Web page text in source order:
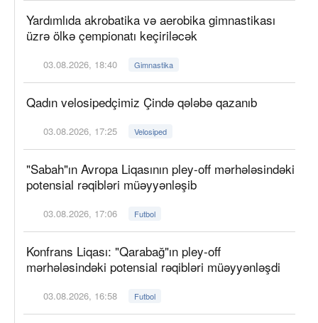
Yardımlıda akrobatika və aerobika gimnastikası
üzrə ölkə çempionatı keçiriləcək
03.08.2026, 18:40 Gimnastika
Qadın velosipedçimiz Çində qələbə qazanıb
03.08.2026, 17:25 Velosiped
"Sabah"ın Avropa Liqasının pley-off mərhələsindəki
potensial rəqibləri müəyyənləşib
03.08.2026, 17:06 Futbol
Konfrans Liqası: "Qarabağ"ın pley-off
mərhələsindəki potensial rəqibləri müəyyənləşdi
03.08.2026, 16:58 Futbol